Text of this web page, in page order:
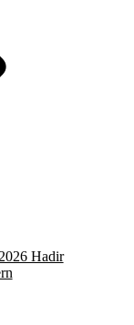
Hadir